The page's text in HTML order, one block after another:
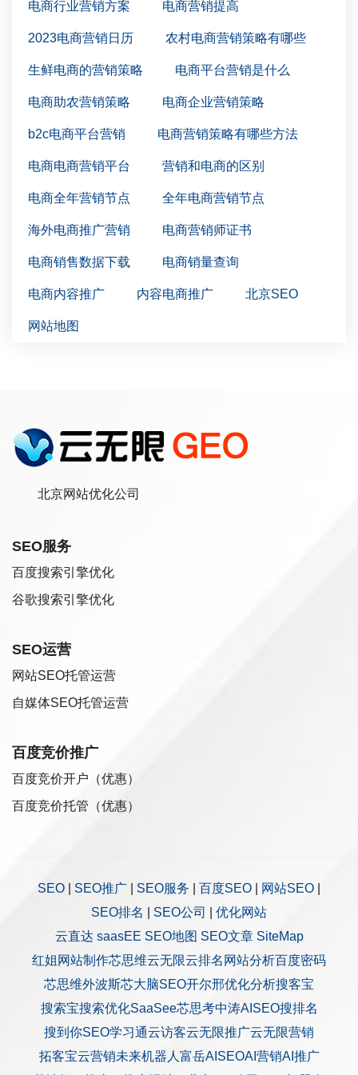
电商行业营销方案 电商营销提高
2023电商营销日历 农村电商营销策略有哪些
生鲜电商的营销策略 电商平台营销是什么
电商助农营销策略 电商企业营销策略
b2c电商平台营销 电商营销策略有哪些方法
电商电商营销平台 营销和电商的区别
电商全年营销节点 全年电商营销节点
海外电商推广营销 电商营销师证书
电商销售数据下载 电商销量查询
电商内容推广 内容电商推广 北京SEO
网站地图
北京网站优化公司
SEO服务
百度搜索引擎优化
谷歌搜索引擎优化
SEO运营
网站SEO托管运营
自媒体SEO托管运营
百度竞价推广
百度竞价开户（优惠）
百度竞价托管（优惠）
SEO SEO推广 SEO服务 百度SEO 网站SEO
SEO排名
SEO公司
优化网站
云直达 saasEE SEO地图 SEO文章 SiteMap
红姐网站制作芯思维云无限云排名 网站分析百度密码
芯思维外波斯芯大脑SEO开尔邢优化分析搜客宝
搜索宝搜索优化SaaSee芯思考中涛AISEO搜排名
搜到你SEO学习通云访客云无限推广云无限营销
拓客宝云营销未来机器人 富岳AISEOAI营销AI推广